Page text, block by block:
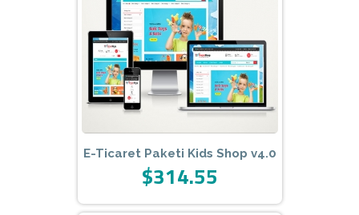
E-Ticaret Paketi Kids Shop v4.0
$314.55